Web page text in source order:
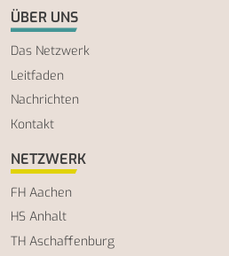
ÜBER UNS
Das Netzwerk
Leitfaden
Nachrichten
Kontakt
NETZWERK
FH Aachen
HS Anhalt
TH Aschaffenburg